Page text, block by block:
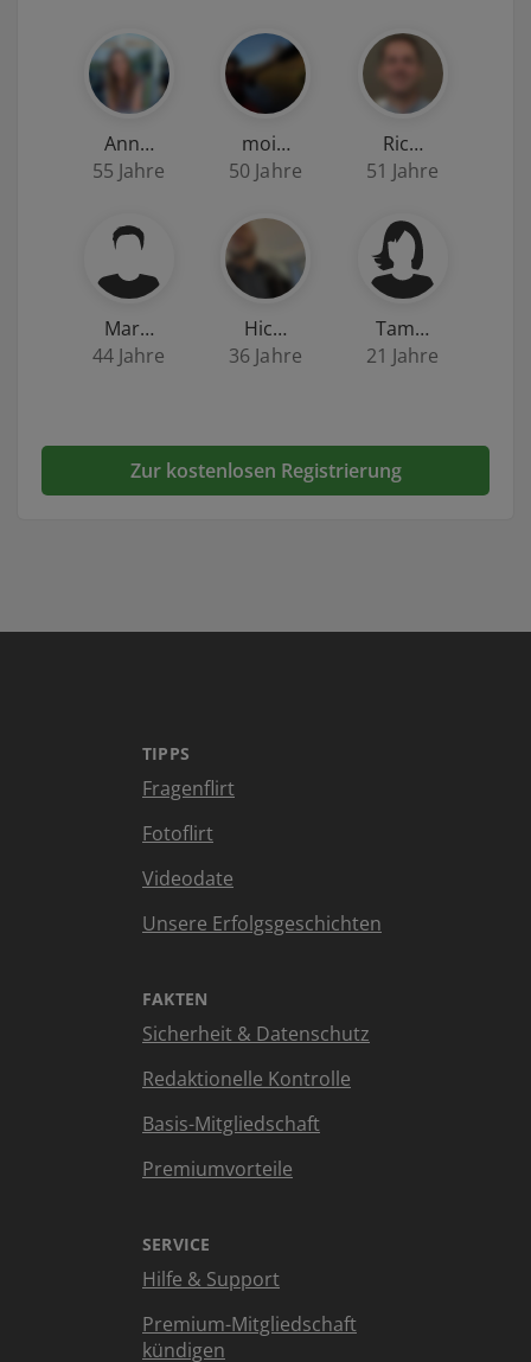
Ann…
55 Jahre
moi…
50 Jahre
Ric…
51 Jahre
Mar…
44 Jahre
Hic…
36 Jahre
Tam…
21 Jahre
Zur kostenlosen Registrierung
TIPPS
Fragenflirt
Fotoflirt
Videodate
Unsere Erfolgsgeschichten
FAKTEN
Sicherheit & Datenschutz
Redaktionelle Kontrolle
Basis-Mitgliedschaft
Premiumvorteile
SERVICE
Hilfe & Support
Premium-Mitgliedschaft
kündigen